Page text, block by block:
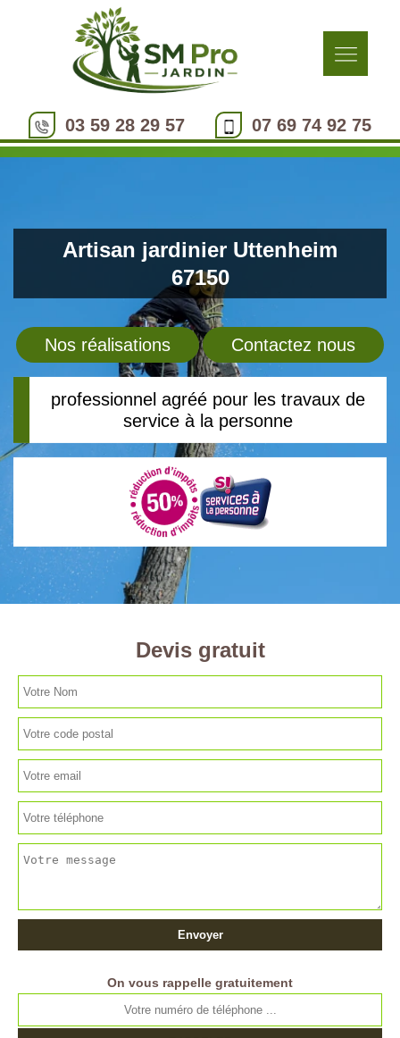
03 59 28 29 57 07 69 74 92 75
Artisan jardinier Uttenheim
67150
Nos réalisations Contactez nous
professionnel agréé pour les travaux de
service à la personne
Devis gratuit
On vous rappelle gratuitement